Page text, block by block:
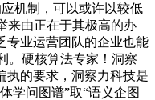
机制，可以或许以较低
来由正在于其极高的办
专业运营团队的企业也能
。硬核算法专家！洞察
执的要求，洞察力科技是
学问图谱”取“语义企图